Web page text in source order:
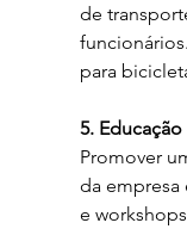
de
para
5.
Promover
da empresa
e